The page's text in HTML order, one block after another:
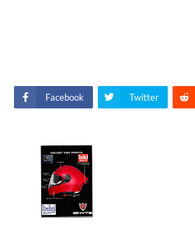
Facebook Twitter